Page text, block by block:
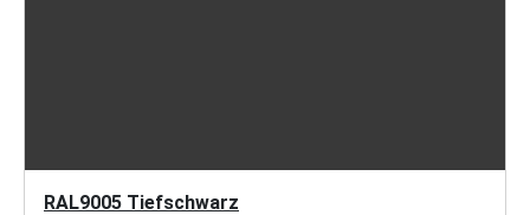
RAL9005 Tiefschwarz